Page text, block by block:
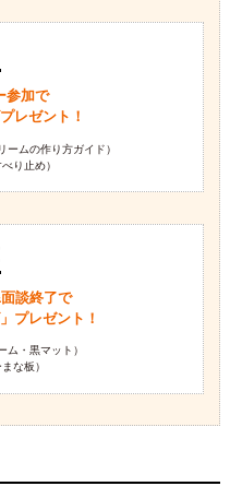
参加で
レゼント！
ームの作り方ガイド）
り止め）
談終了で
プレゼント！
ム・黒マット）
な板）